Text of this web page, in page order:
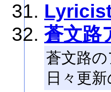
蒼文路
蒼文路
日々更